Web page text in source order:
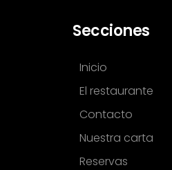
Secciones
Inicio
El restaurante
Contacto
Nuestra carta
Reservas